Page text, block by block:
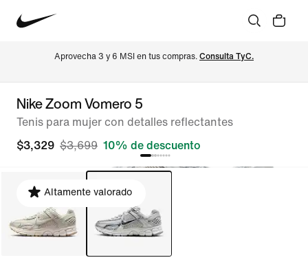
Aprovecha 3 y 6 MSI en tus compras. Consulta TyC.
Nike Zoom Vomero 5
Tenis para mujer con detalles reflectantes
$3,329 $3,699 10% de descuento
Altamente valorado